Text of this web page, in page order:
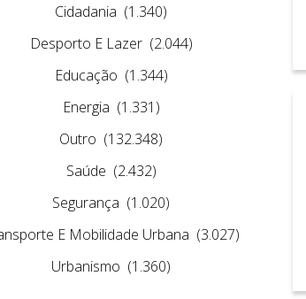
Cidadania (1.340)
Desporto E Lazer (2.044)
Educação (1.344)
Energia (1.331)
Outro (132.348)
Saúde (2.432)
Segurança (1.020)
E Mobilidade Urbana (3.027)
Urbanismo (1.360)